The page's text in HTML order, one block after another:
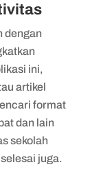
dengan
ini,
artikel
format
dan lain
sekolah
juga.